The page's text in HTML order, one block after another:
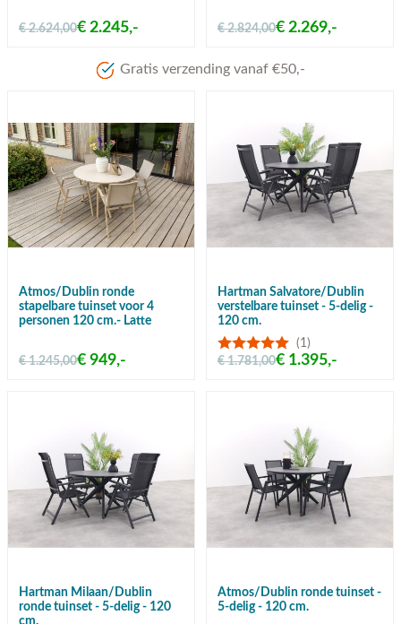
€ 2.624,00€ 2.245,- € 2.824,00€ 2.269,-
Gratis verzending vanaf €50,-
Atmos/Dublin ronde
stapelbare tuinset voor 4
personen 120 cm.- Latte
€ 1.245,00€ 949,-
Hartman Salvatore/Dublin
verstelbare tuinset - 5-delig -
120 cm.
(1)
€ 1.781,00€ 1.395,-
Hartman Milaan/Dublin
ronde tuinset - 5-delig - 120
Atmos/Dublin ronde tuinset -
5-delig - 120 cm.